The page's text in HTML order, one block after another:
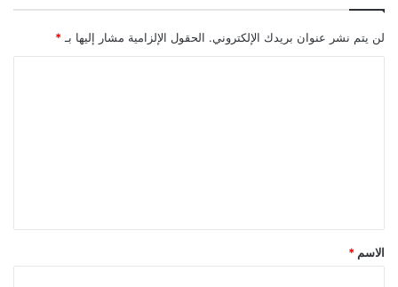
لن يتم نشر عنوان بريدك الإلكتروني. الحقول الإلزامية مشار إليها بـ *
ق
*
الاسم *